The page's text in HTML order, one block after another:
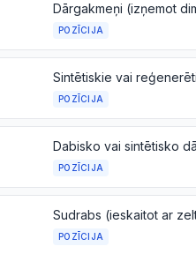
POZĪCIJA
POZĪCIJA
Dabisko vai sintētisko
POZĪCIJA
POZĪCIJA